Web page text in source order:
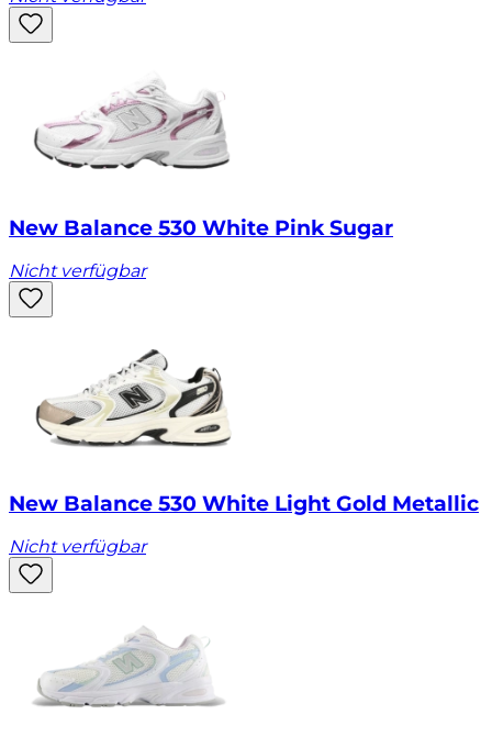
New Balance 530 White Pink Sugar
Nicht verfügbar
New Balance 530 White Light Gold Metallic
Nicht verfügbar